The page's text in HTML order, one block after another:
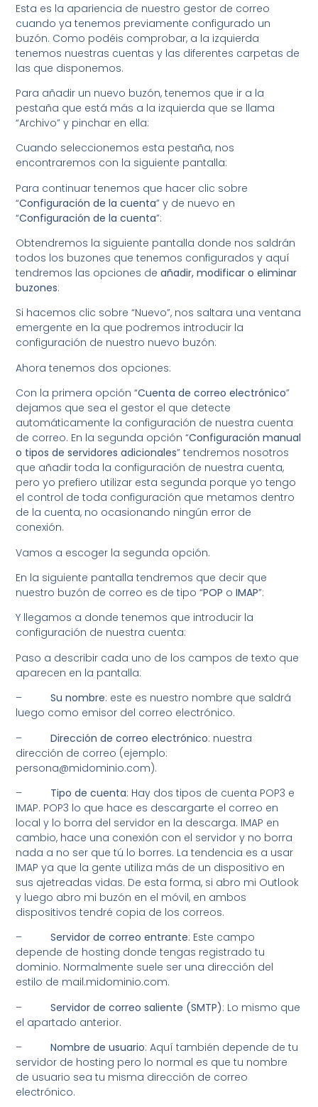
Esta es la apariencia de nuestro gestor de correo
cuando ya tenemos previamente configurado un
buzón. Como podéis comprobar, a la izquierda
tenemos nuestras cuentas y las diferentes carpetas de
las que disponemos.
Para añadir un nuevo buzón, tenemos que ir a la
pestaña que está más a la izquierda que se llama
“Archivo” y pinchar en ella:
Cuando seleccionemos esta pestaña, nos
encontraremos con la siguiente pantalla:
Para continuar tenemos que hacer clic sobre
“Configuración de la cuenta” y de nuevo en
“Configuración de la cuenta”:
Obtendremos la siguiente pantalla donde nos saldrán
todos los buzones que tenemos configurados y aquí
tendremos las opciones deañadir, modificar o eliminar
buzones:
Si hacemos clic sobre “Nuevo”, nos saltara una ventana
emergente en la que podremos introducir la
configuración de nuestro nuevo buzón:
Ahora tenemos dos opciones:
Con la primera opción “Cuenta de correo electrónico”
dejamos que sea el gestor el que detecte
automáticamente la configuración de nuestra cuenta
de correo. En la segunda opción “Configuración manual
o tipos de servidores adicionales” tendremos nosotros
que añadir toda la configuración de nuestra cuenta,
pero yo prefiero utilizar esta segunda porque yo tengo
el control de toda configuración que metamos dentro
de la cuenta, no ocasionando ningún error de
conexión.
Vamos a escoger la segunda opción.
En la siguiente pantalla tendremos que decir que
nuestro buzón de correo es de tipo “POP oIMAP”:
Y llegamos a donde tenemos que introducir la
configuración de nuestra cuenta:
Paso a describir cada uno de los campos de texto que
aparecen en la pantalla:
–Su nombre: este es nuestro nombre que saldrá
luego como emisor del correo electrónico.
–Dirección de correo electrónico: nuestra
dirección de correo (ejemplo:
persona@midominio.com).
– Tipo de cuenta: Hay dos tipos de cuenta POP3 e
IMAP. POP3 lo que hace es descargarte el correo en
local y lo borra del servidor en la descarga. IMAP en
cambio, hace una conexión con el servidor y no borra
nada a no ser que tú lo borres. La tendencia es a usar
IMAP ya que la gente utiliza más de un dispositivo en
sus ajetreadas vidas. De esta forma, si abro mi Outlook
y luego abro mi buzón en el móvil, en ambos
dispositivos tendré copia de los correos.
–Servidor de correo entrante: Este campo
depende de hosting donde tengas registrado tu
dominio. Normalmente suele ser una dirección del
estilo de mail.midominio.com.
–Servidor de correo saliente (SMTP): Lo mismo que
el apartado anterior.
–Nombre de usuario: Aquí también depende de tu
servidor de hosting pero lo normal es que tu nombre
de usuario sea tu misma dirección de correo
electrónico.